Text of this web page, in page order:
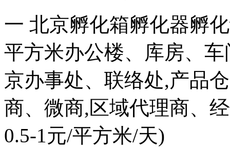
一 北京孵化箱孵化器孵
平方米办公楼、库房、
京办事处、联络处,产品
商、微商,区域代理商、
0.5-1元/平方米/天)